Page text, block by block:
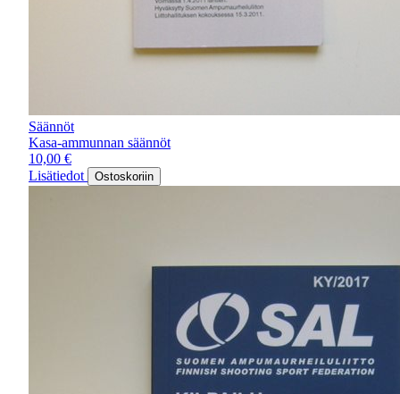
Säännöt
Kasa-ammunnan säännöt
10,00 €
Lisätiedot
Ostoskoriin